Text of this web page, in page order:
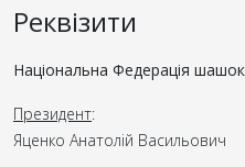
Реквізити
Національна Федерація
Президент:
Яценко Анатолій Васильович